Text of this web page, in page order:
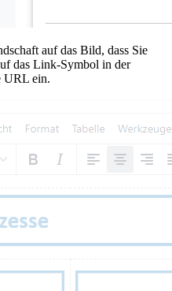
auf das Bild, dass Sie
das Link-Symbol in der
URL ein.